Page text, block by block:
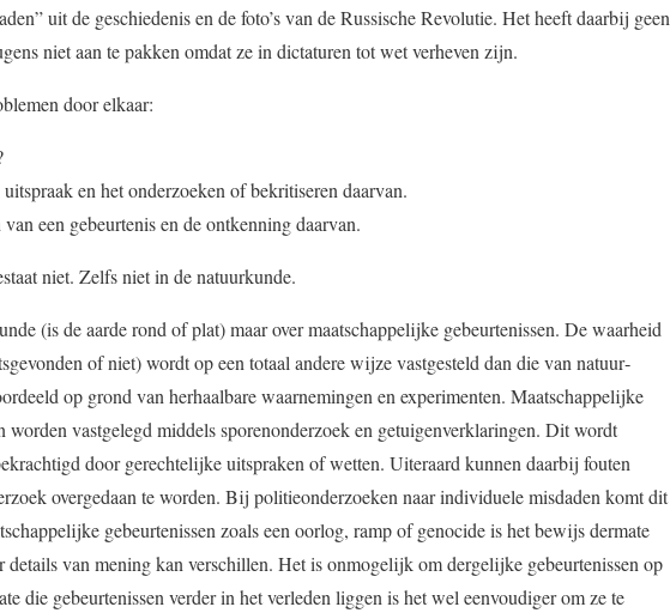
uit de geschiedenis en de foto’s van de Russische Revolutie. Het heeft daarbij geen
niet aan te pakken omdat ze in dictaturen tot wet verheven zijn.
door elkaar:
en het onderzoeken of bekritiseren daarvan.
een gebeurtenis en de ontkenning daarvan.
niet. Zelfs niet in de natuurkunde.
(is de aarde rond of plat) maar over maatschappelijke gebeurtenissen. De waarheid
of niet) wordt op een totaal andere wijze vastgesteld dan die van natuur­
op grond van herhaalbare waarnemingen en experimenten. Maatschappelijke
worden vastgelegd middels sporenonderzoek en getuigenverklaringen. Dit wordt
door gerechtelijke uitspraken of wetten. Uiteraard kunnen daarbij fouten
overgedaan te worden. Bij politieonderzoeken naar individuele misdaden komt dit
gebeurtenissen zoals een oorlog, ramp of genocide is het bewijs dermate
details van mening kan verschillen. Het is onmogelijk om dergelijke gebeurtenissen op
die gebeurtenissen verder in het verleden liggen is het wel eenvoudiger om ze te